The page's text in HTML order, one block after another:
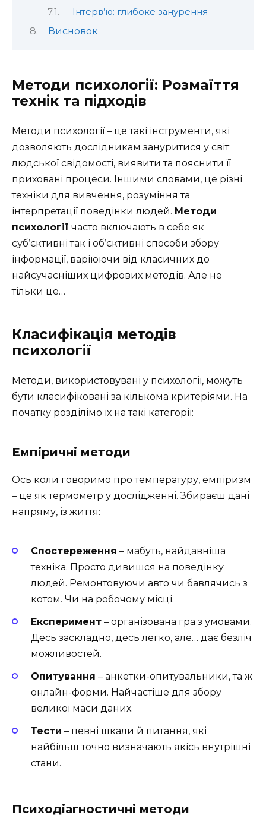
Інтерв’ю: глибоке занурення
Висновок
Методи психології: Розмаїття
технік та підходів
Методи психології – це такі інструменти, які
дозволяють дослідникам зануритися у світ
людської свідомості, виявити та пояснити її
приховані процеси. Іншими словами, це різні
техніки для вивчення, розуміння та
інтерпретації поведінки людей. Методи
психології часто включають в себе як
суб’єктивні так і об’єктивні способи збору
інформації, варіюючи від класичних до
найсучасніших цифрових методів. Але не
тільки це…
Класифікація методів
психології
Методи, використовувані у психології, можуть
бути класифіковані за кількома критеріями. На
початку розділімо їх на такі категорії:
Емпіричні методи
Ось коли говоримо про температуру, емпіризм
– це як термометр у дослідженні. Збираєш дані
напряму, із життя:
Спостереження – мабуть, найдавніша
техніка. Просто дивишся на поведінку
людей. Ремонтовуючи авто чи бавлячись з
котом. Чи на робочому місці.
Експеримент – організована гра з умовами.
Десь заскладно, десь легко, але… дає безліч
можливостей.
Опитування – анкетки-опитувальники, та ж
онлайн-форми. Найчастіше для збору
великої маси даних.
Тести – певні шкали й питання, які
найбільш точно визначають якісь внутрішні
стани.
Психодіагностичні методи